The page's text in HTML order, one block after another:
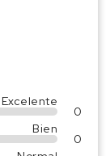
Excelente
0
Bien
0